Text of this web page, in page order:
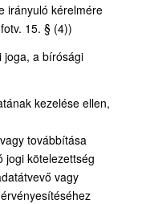
irányuló kérelmére
15. § (4))
joga, a bírósági
kezelése ellen,
továbbítása
jogi kötelezettség
vagy